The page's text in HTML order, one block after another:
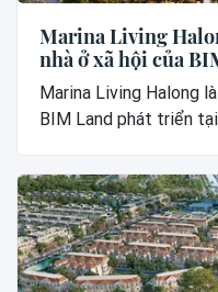
Marina Living
nhà ở xã hội của
Marina Living Halong
BIM Land phát triển tại